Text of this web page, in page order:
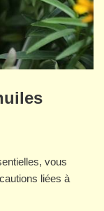
vous
liées à